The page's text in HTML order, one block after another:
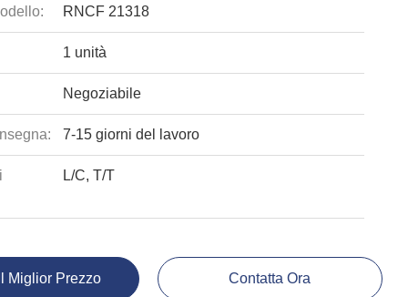
RNCF 21318
1 unità
Negoziabile
7-15 giorni del lavoro
L/C, T/T
Miglior Prezzo Contatta Ora